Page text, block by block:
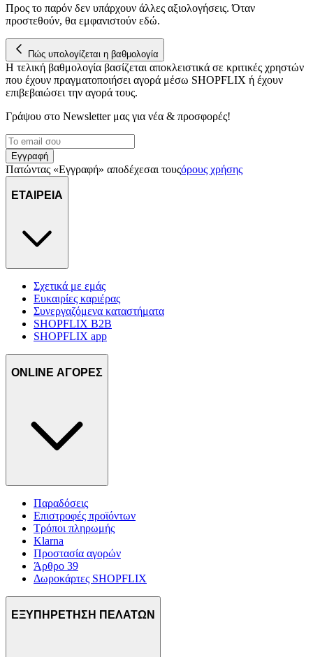
για να αποθηκεύουμε και να έχουμε πρόσβαση σε πληροφορίες
στη συσκευή σας, με σκοπό την προβολή εξατομικευμένων
διαφημίσεις και περιεχόμενο, την καλύτερη εικόνα του κοινού
μας και την ανάπτυξη προϊόντων. Επίσης, κοινοποιούμε
πληροφορίες σχετικά με την από μέρους σας χρήση της
τοποθεσίας μας στους συνεργάτες μέσων κοινωνικής
Προς το παρόν δεν υπάρχουν άλλες αξιολογήσεις. Όταν
προστεθούν, θα εμφανιστούν εδώ.
Πώς υπολογίζεται η βαθμολογία
Η τελική βαθμολογία βασίζεται αποκλειστικά σε κριτικές χρηστών
που έχουν πραγματοποιήσει αγορά μέσω SHOPFLIX ή έχουν
επιβεβαιώσει την αγορά τους.
Γράψου στο Νewsletter μας για νέα & προσφορές!
Εγγραφή
Πατώντας «Εγγραφή» αποδέχεσαι τουςόρους χρήσης
ΕΤΑΙΡΕΙΑ
Σχετικά με εμάς
Ευκαιρίες καριέρας
Συνεργαζόμενα καταστήματα
SHOPFLIX B2B
SHOPFLIX app
ONLINE ΑΓΟΡΕΣ
Παραδόσεις
Επιστροφές προϊόντων
Τρόποι πληρωμής
Klarna
Προστασία αγορών
Άρθρο 39
Δωροκάρτες SHOPFLIX
ΕΞΥΠΗΡΕΤΗΣΗ ΠΕΛΑΤΩΝ